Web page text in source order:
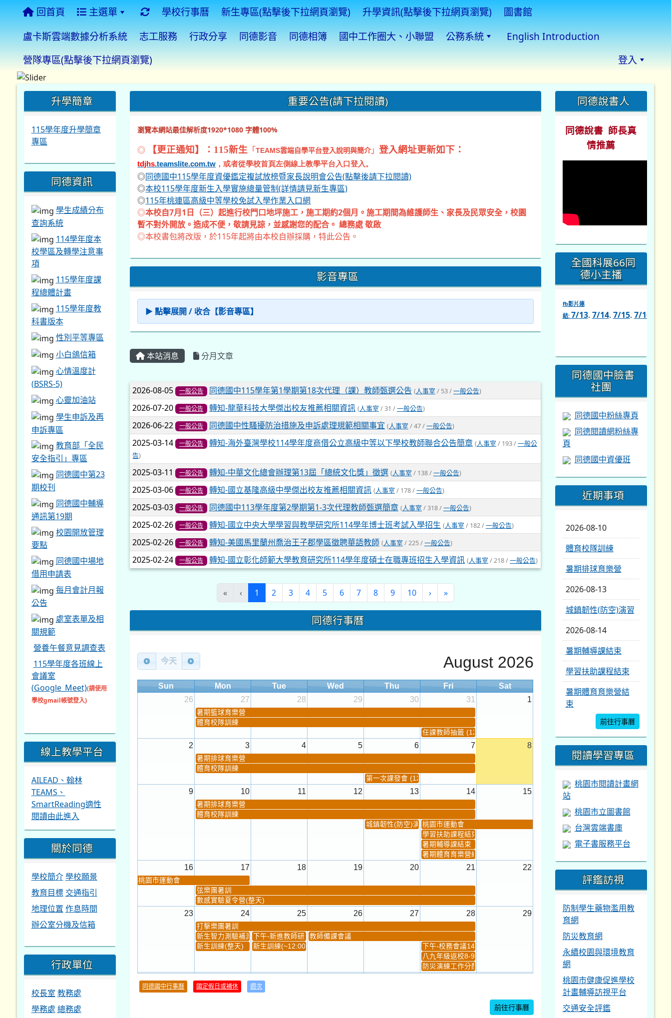
回首頁 主選單 學校行事曆 新生專區(點擊後下拉網頁瀏覽) 升學資訊(點擊後下拉網頁瀏覽)
圖書館
盧卡斯雲端數據分析系統
志工服務 行政分享 同德影音 同德相簿 國中工作圈大、小聯盟 公務系統
English Introduction
營隊專區(點擊後下拉網頁瀏覽)
登入
重要公告(請下拉閱讀)
瀏覽本網站最佳解析度1920*1080 字體100%
◎ 【更正通知】：115新生 「TEAMS雲端自學平台登入說明與簡介」登入網址更新如下：
tdjhs.teamslite.com.tw ，或者從學校首頁左側線上教學平台入口登入。
◎同德國中115學年度資優鑑定複試放榜暨家長說明會公告(點擊後請下拉閱讀)
◎本校115學年度新生入學實施總量管制(詳情請見新生專區)
◎115年桃連區高級中等學校免試入學作業入口網
◎本校自7月1日（三）起進行校門口地坪施工，施工期約2個月。施工期間為維護師生、家長及民眾安全，校園
暫不對外開放。造成不便，敬請見諒，並感謝您的配合。 總務處 敬啟
◎本校書包將改版，於115年起將由本校自辦採購，特此公告。
影音專區
▶ 點擊展開 / 收合【影音專區】
本站消息 分月文章
文章列表
2026-08-05 一般公告 同德國中115學年第1學期第18次代理（課）教師甄選公告 (人事室 / 53 /一般公告)
2026-07-20 一般公告 轉知-龍華科技大學傑出校友推薦相關資訊 (人事室 / 31 /一般公告)
2026-06-22 一般公告 同德國中性騷擾防治措施及申訴處理規範相關事宜 (人事室 / 47 /一般公告)
2025-03-14 一般公告 轉知-海外臺灣學校114學年度商借公立高級中等以下學校教師聯合公告簡章 (人事室 / 193 /一般公
告)
2025-03-11 一般公告 轉知-中華文化總會辦理第13屆「總統文化獎」徵選 (人事室 / 138 /一般公告)
2025-03-06 一般公告 轉知-國立基隆高級中學傑出校友推薦相關資訊 (人事室 / 178 /一般公告)
2025-03-03 一般公告 同德國中113學年度第2學期第1-3次代理教師甄選簡章 (人事室 / 318 /一般公告)
2025-02-26 一般公告 轉知-國立中央大學學習與教學研究所114學年博士班考試入學招生 (人事室 / 182 /一般公告)
2025-02-26 一般公告 轉知-美國馬里蘭州喬治王子郡學區徵聘華語教師 (人事室 / 225 /一般公告)
2025-02-24 一般公告 轉知-國立彰化師範大學教育研究所114學年度碩士在職專班招生入學資訊 (人事室 / 218 /一般公告)
« ‹ 1 (current)
2 3 4 5 6 7 8 9 10 › »
同德行事曆
今天 August 2026
Sun Mon Tue Wed Thu Fri
Sat
26
27 28 29 30 31 1
暑期籃球育樂營
體育校隊訓練
任課教師抽籤 (12:30~)...
2 3 4 5 6 7 8
暑期排球育樂營
體育校隊訓練
第一次課發會 (12:30~)
9 10 11 12 13 14 15
暑期排球育樂營
體育校隊訓練
城鎮韌性(防空)演習桃園市運動會
學習扶助課程結束
暑期輔導課結束
暑期體育育樂營結束
16 17 18 19 20 21 22
桃園市運動會
弦樂團暑訓
數感實驗夏令營(整天)
23 24 25 26 27 28 29
打擊樂團暑訓
新生智力測驗補測(...下午-新進教師研習教師備課會議
新生訓練(整天)
新生訓練(~12:00)
下午-校務會議14:00-16...
八九年級返校8-9
防災演練工作分配及...
30 31
本週_健康檢查週 各班器材負責人訓練發放班級書箱及晨讀...
同德國中行事曆 國定假日或補休 週次
前往行事曆
::: 升學簡章
115學年度升學簡章
專區
同德資訊
學生成績分布
查詢系統
114學年度本
校學區及轉學注意事
項
115學年度課
程總體計畫
115學年度教
科書版本
性別平等專區
小白鴿信箱
心情溫度計
(BSRS-5)
心靈加油站
學生申訴及再
申訴專區
教育部「全民
安全指引」專區
同德國中第23
期校刊
同德國中輔導
通訊第19期
校園開放管理
要點
同德國中場地
借用申請表
每月會計月報
公告
處室表單及相
關規範
營養午餐意見調查表
115學年度各班線上
會議室
(Google_Meet)(請使用
學校gmail帳號登入)
線上教學平台
AILEAD、翰林
TEAMS、
SmartReading適性
閱讀由此進入
關於同德
學校簡介 學校願景
教育目標 交通指引
地理位置 作息時間
辦公室分機及信箱
行政單位
校長室 教務處
學務處 總務處
::: 同德說書人
同德說書 師長真
情推薦
全國科展66同
德小主播
fb影片連
結: 7/13. 7/14. 7/15. 7/16
https://www.facebook.com/
同德國中臉書
社團
同德國中粉絲專頁
同德閱讀網粉絲專
頁
同德國中資優班
近期事項
2026-08-10
體育校隊訓練
暑期排球育樂營
2026-08-13
城鎮韌性(防空)演習
2026-08-14
暑期輔導課結束
學習扶助課程結束
暑期體育育樂營結
束
前往行事曆
閱讀學習專區
桃園市閱讀計畫網
站
桃園市立圖書館
台灣雲端書庫
電子書服務平台
評鑑訪視
防制學生藥物濫用教
育網
防災教育網
永續校園與環境教育
網
桃園市健康促進學校
計畫輔導訪視平台
交通安全評鑑